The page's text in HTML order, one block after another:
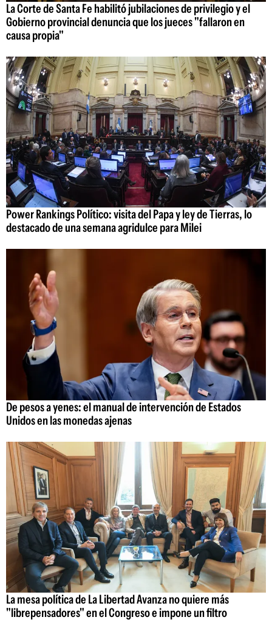
La Corte de Santa Fe habilitó jubilaciones de privilegio y el
Gobierno provincial denuncia que los jueces "fallaron en
causa propia"
Power Rankings Político: visita del Papa y ley de Tierras, lo
destacado de una semana agridulce para Milei
De pesos a yenes: el manual de intervención de Estados
Unidos en las monedas ajenas
La mesa política de La Libertad Avanza no quiere más
"librepensadores" en el Congreso e impone un filtro